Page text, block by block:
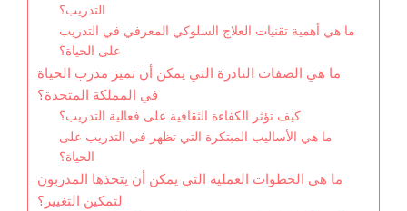
التدريب؟
ما هي أهمية تقنيات العلاج السلوكي المعرفي في التدريب
على الحياة؟
ما هي الصفات النادرة التي يمكن أن تميز مدرب الحياة
في المملكة المتحدة؟
كيف تؤثر الكفاءة الثقافية على فعالية التدريب؟
ما هي الأساليب المبتكرة التي تظهر في التدريب على
الحياة؟
ما هي الخطوات العملية التي يمكن أن يتخذها المدربون
لتمكين التغيير؟